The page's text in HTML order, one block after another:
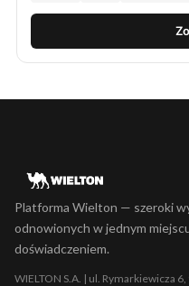
Platforma Wielton — szeroki
odnowionych w jednym
doświadczeniem.
WIELTON S.A. | ul. Rymarkiewicza